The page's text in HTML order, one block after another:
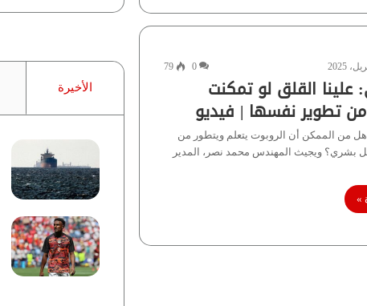
0
79
علينا القلق لو تمكنت
من تطوير نفسها | فيديو
من الممكن أن الروبوت يتعلم ويتطور من
بشري؟ ويجيث المهندس محمد نصر، المدير
»
الأخيرة